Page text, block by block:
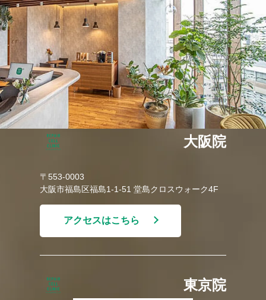
大阪院
〒553-0003
大阪市福島区福島1-1-51 堂島クロスウォーク4F
アクセスはこちら
東京院